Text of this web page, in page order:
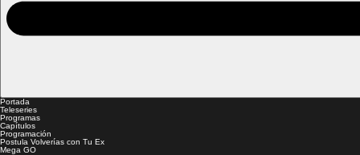
Portada
Teleseries
Programas
Capítulos
Programación
Postula Volverías con Tu Ex
Mega GO